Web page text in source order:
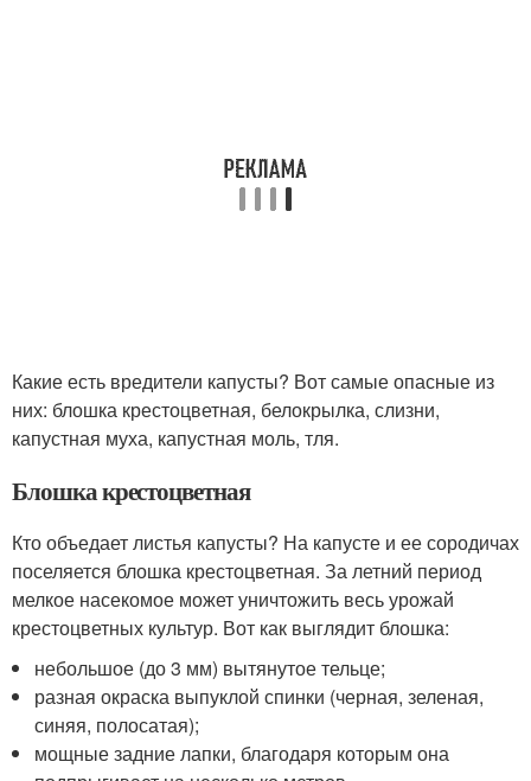
Какие есть вредители капусты? Вот самые опасные из
них: блошка крестоцветная, белокрылка, слизни,
капустная муха, капустная моль, тля.
Блошка крестоцветная
Кто объедает листья капусты? На капусте и ее сородичах
поселяется блошка крестоцветная. За летний период
мелкое насекомое может уничтожить весь урожай
крестоцветных культур. Вот как выглядит блошка:
небольшое (до 3 мм) вытянутое тельце;
разная окраска выпуклой спинки (черная, зеленая,
синяя, полосатая);
мощные задние лапки, благодаря которым она